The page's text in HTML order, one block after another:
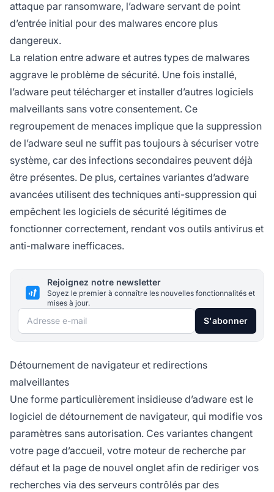
attaque par ransomware, l’adware servant de point
d’entrée initial pour des malwares encore plus
dangereux.
La relation entre adware et autres types de malwares
aggrave le problème de sécurité. Une fois installé,
l’adware peut télécharger et installer d’autres logiciels
malveillants sans votre consentement. Ce
regroupement de menaces implique que la suppression
de l’adware seul ne suffit pas toujours à sécuriser votre
système, car des infections secondaires peuvent déjà
être présentes. De plus, certaines variantes d’adware
avancées utilisent des techniques anti-suppression qui
empêchent les logiciels de sécurité légitimes de
fonctionner correctement, rendant vos outils antivirus et
anti-malware inefficaces.
Rejoignez notre newsletter
Soyez le premier à connaître les nouvelles fonctionnalités et
mises à jour.
Adresse e-mail S'abonner
Détournement de navigateur et redirections
malveillantes
Une forme particulièrement insidieuse d’adware est le
logiciel de détournement de navigateur, qui modifie vos
paramètres sans autorisation. Ces variantes changent
votre page d’accueil, votre moteur de recherche par
défaut et la page de nouvel onglet afin de rediriger vos
recherches via des serveurs contrôlés par des